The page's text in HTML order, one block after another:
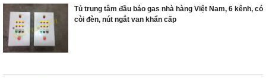
Tủ trung tâm đầu báo gas nhà hàng Việt Nam, 6 kênh, có
còi đèn, nút ngắt van khẩn cấp